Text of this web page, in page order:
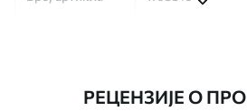
РЕЦЕНЗИЈЕ О